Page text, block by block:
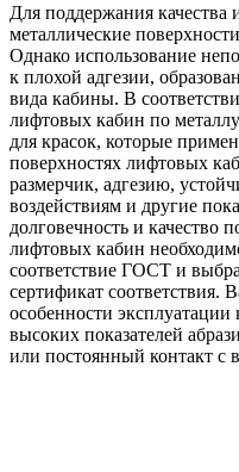
Для поддержания
металлические
Однако использование
к плохой адгезии,
вида кабины. В
лифтовых кабин по
для красок, которые
поверхностях лифтовых
размерчик, адгезию,
воздействиям и другие
долговечность и качество
лифтовых кабин
соответствие ГОСТ и
сертификат соответствия.
особенности
высоких показателей
или постоянный контакт с